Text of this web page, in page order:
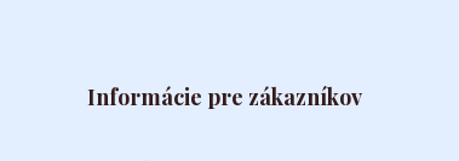
Informácie pre zákazníkov